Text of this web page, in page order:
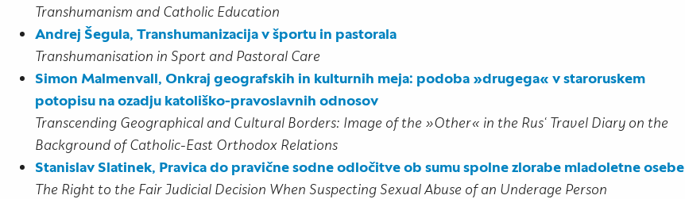
Transhumanism and Catholic Education
Andrej Šegula, Transhumanizacija v športu in pastorala
Transhumanisation in Sport and Pastoral Care
Simon Malmenvall, Onkraj geografskih in kulturnih meja: podoba »drugega« v staroruskem
potopisu na ozadju katoliško-pravoslavnih odnosov
Transcending Geographical and Cultural Borders: Image of the »Other« in the Rus‘ Travel Diary on the
Background of Catholic-East Orthodox Relations
Stanislav Slatinek, Pravica do pravične sodne odločitve ob sumu spolne zlorabe mladoletne osebe
The Right to the Fair Judicial Decision When Suspecting Sexual Abuse of an Underage Person